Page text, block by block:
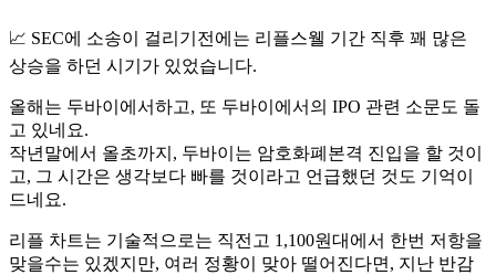
📈 SEC에 소송이 걸리기전에는 리플스웰 기간 직후 꽤 많은
상승을 하던 시기가 있었습니다.
올해는 두바이에서하고, 또 두바이에서의 IPO 관련 소문도 돌
고 있네요.
작년말에서 올초까지, 두바이는 암호화폐본격 진입을 할 것이
고, 그 시간은 생각보다 빠를 것이라고 언급했던 것도 기억이
드네요.
리플 차트는 기술적으로는 직전고 1,100원대에서 한번 저항을
맞을수는 있겠지만, 여러 정황이 맞아 떨어진다면, 지난 반감